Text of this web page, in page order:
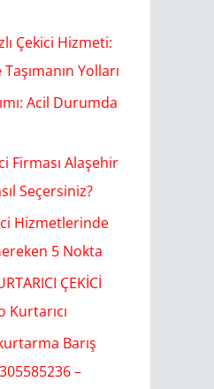
Çekici Hizmeti:
Yolları
Acil Durumda
Firması Alaşehir
Seçersiniz?
Hizmetlerinde
5 Nokta
ÇEKİCİ
Kurtarıcı
Barış
–